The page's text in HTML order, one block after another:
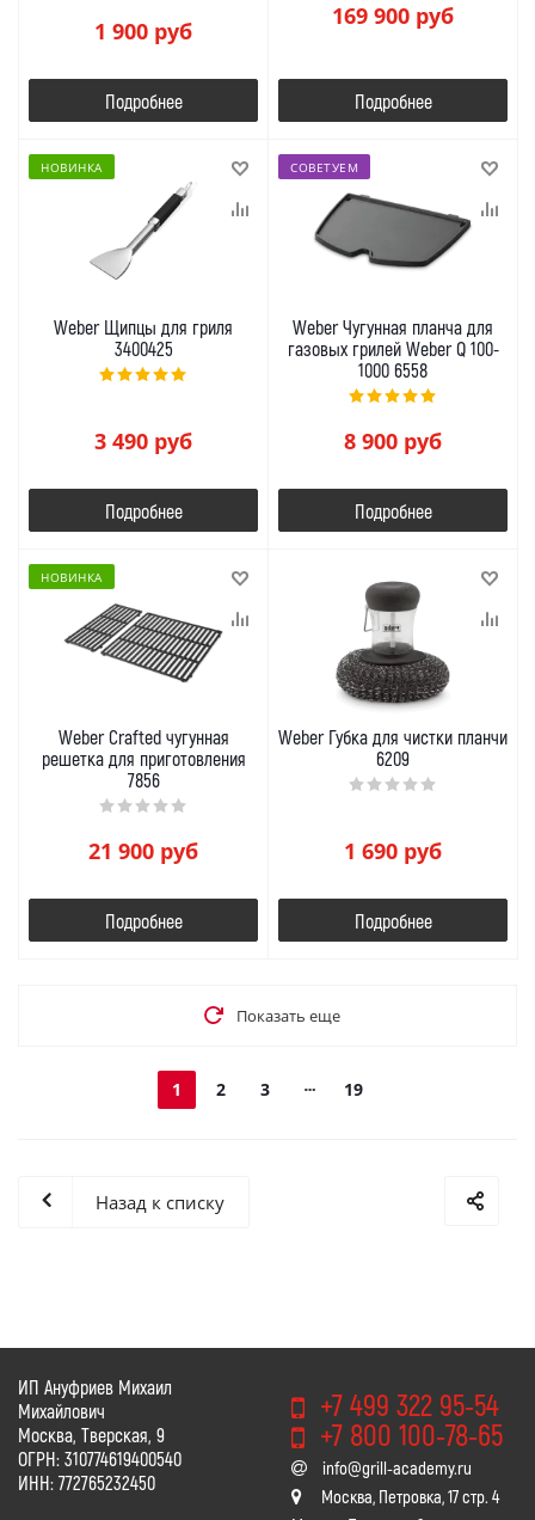
1 900 руб
Подробнее
169 900 руб
Подробнее
НОВИНКА
Weber Щипцы для гриля
3400425
3 490 руб
Подробнее
СОВЕТУЕМ
Weber Чугунная планча для
газовых грилей Weber Q 100-
1000 6558
8 900 руб
Подробнее
НОВИНКА
Weber Crafted чугунная
решетка для приготовления
7856
21 900 руб
Подробнее
Weber Губка для чистки планчи
6209
1 690 руб
Подробнее
Показать еще
1 2 3 19
Назад к списку
ИП Ануфриев Михаил
Михайлович
Москва, Тверская, 9
ОГРН: 310774619400540
ИНН: 772765232450
+7 499 322 95-54
+7 800 100-78-65
info@grill-academy.ru
Москва, Петровка, 17 стр. 4